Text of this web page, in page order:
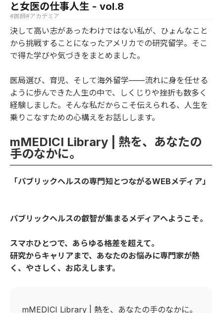
と女医の仕事人生 - vol.8
#医師#アカデミア
決して高い志があったわけではない私が、ひょんなこと
から挑戦することになったアメリカでの研究留学。そこ
で得た学びや気づきをまとめました。
医局選び、育児、そして海外留学——流れに身を任せる
ように歩んできた人生の中で、しくじりや挫折も数多く
経験しました。そんな私だからこそ伝えられる、人生を
乗りこなすための心構えをお話しします。
mMEDICI Library | 熱を、あなたの
手のなかに。
「パブリックヘルスの専門知とつながるWEBメディア」
パブリックヘルスの叡智が集まるメディアへようこそ。
スマホひとつで、あらゆる格差を超えて。
研究からキャリアまで、あなたのお悩みに専門家が熱
く、やさしく、お応えします。
mMEDICI Library | 熱を、あなたの手のなかに。